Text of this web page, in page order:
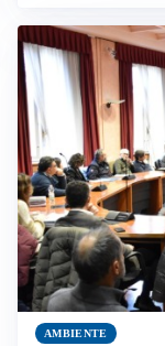
AMBIENTE